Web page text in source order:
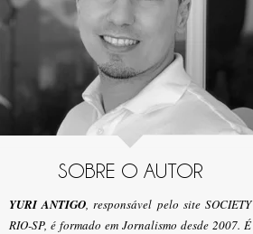
SOBRE O AUTOR
YURI ANTIGO, responsável pelo site SOCIETY
RIO-SP, é formado em Jornalismo desde 2007. É